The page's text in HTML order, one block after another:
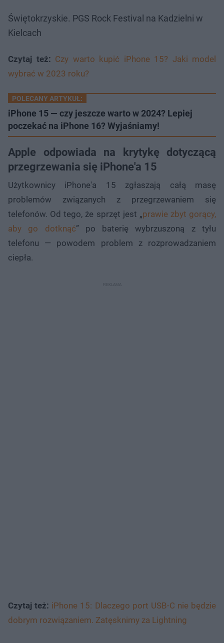
Świętokrzyskie. PGS Rock Festival na Kadzielni w
Kielcach
Czytaj też: Czy warto kupić iPhone 15? Jaki model
wybrać w 2023 roku?
POLECANY ARTYKUŁ:
iPhone 15 — czy jeszcze warto w 2024? Lepiej
poczekać na iPhone 16? Wyjaśniamy!
Apple odpowiada na krytykę dotyczącą
przegrzewania się iPhone'a 15
Użytkownicy iPhone'a 15 zgłaszają całą masę
problemów związanych z przegrzewaniem się
telefonów. Od tego, że sprzęt jest „prawie zbyt gorący,
aby go dotknąć” po baterię wybrzuszoną z tyłu
telefonu — powodem problem z rozprowadzaniem
ciepła.
Czytaj też: iPhone 15: Dlaczego port USB-C nie będzie
dobrym rozwiązaniem. Zatęsknimy za Lightning